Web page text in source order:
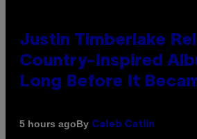
Justin Timberlake
Country-Inspired
Long Before It
5 hours agoBy Caleb Catlin